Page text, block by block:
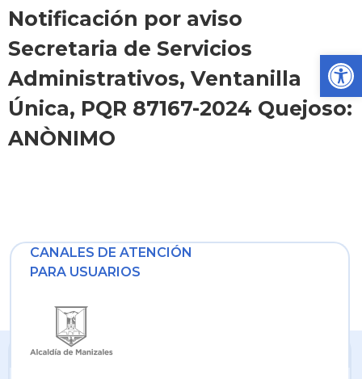
Notificación por aviso
Secretaria de Servicios
Administrativos, Ventanilla
Única, PQR 87167-2024 Quejoso:
ANÒNIMO
CANALES DE ATENCIÓN
PARA USUARIOS